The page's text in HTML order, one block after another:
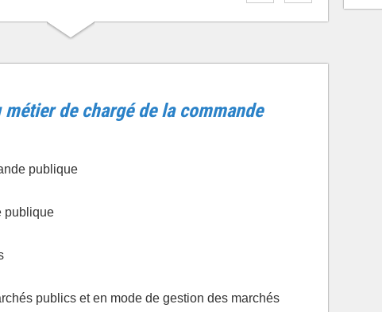
de chargé de la commande
publique
publique
publics et en mode de gestion des marchés